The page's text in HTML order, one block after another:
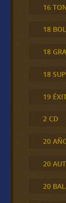
16
18
18
18
19
2 CD
20
20
20